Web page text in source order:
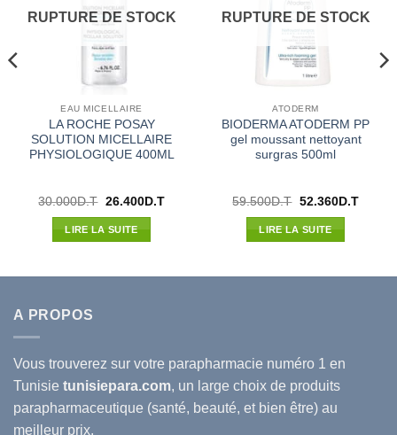
RUPTURE DE STOCK
EAU MICELLAIRE
LA ROCHE POSAY
SOLUTION MICELLAIRE
PHYSIOLOGIQUE 400ML
30.000D.T Le
initial
était :
26.400D.TLe
LIRE LA SUITE
RUPTURE DE STOCK
ATODERM
BIODERMA ATODERM PP
gel moussant nettoyant
surgras 500ml
59.500D.T Le
initial
était :
52.360D.TLe
LIRE LA SUITE
A PROPOS
Vous trouverez sur votre parapharmacie numéro 1 en
Tunisie tunisiepara.com, un large choix de produits
parapharmaceutique (santé, beauté, et bien être) au
meilleur prix.